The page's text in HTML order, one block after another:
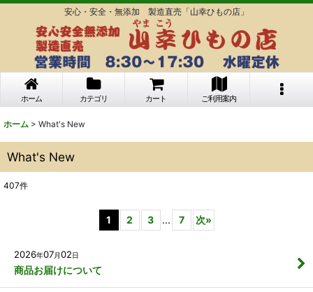
安心・安全・無添加 製造直売「山幸ひもの店」
ホーム カテゴリ カート ご利用案内
ホーム > What's New
What's New
407件
1 2 3 ... 7 次»
2026年07月02日
商品お届けについて